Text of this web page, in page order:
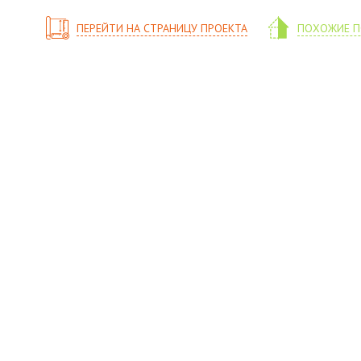
ПЕРЕЙТИ НА СТРАНИЦУ ПРОЕКТА ПОХОЖИЕ